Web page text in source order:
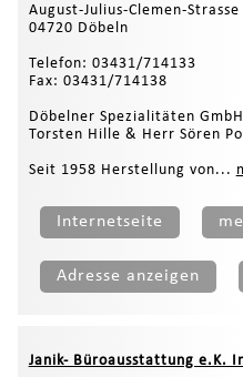
August-Julius-Clemen-Strasse
04720 Döbeln
Telefon: 03431/714133
Fax: 03431/714138
Döbelner Spezialitäten
Torsten Hille & Herr Sören
Seit 1958 Herstellung von...
Internetseite
Adresse anzeigen
Janik- Büroausstattung e.K.